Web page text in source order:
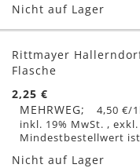
Nicht auf Lager
Rittmayer
Flasche
2,25 €
MEHRWEG
4,50 €/
inkl. 19% MwSt. , exkl.
Mindestbestellwert ist
Nicht auf Lager